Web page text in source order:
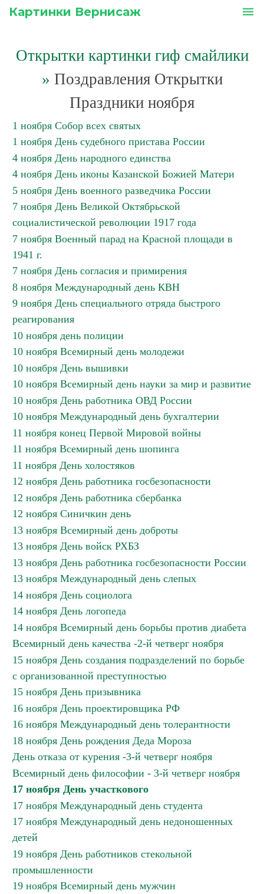
Картинки Вернисаж menu
Открытки картинки гиф смайлики
» Поздравления Открытки
Праздники ноября
1 ноября Собор всех святых
1 ноября День судебного пристава России
4 ноября День народного единства
4 ноября День иконы Казанской Божией Матери
5 ноября День военного разведчика России
7 ноября День Великой Октябрьской
социалистической революции 1917 года
7 ноября Военный парад на Красной площади в
1941 г.
7 ноября День согласия и примирения
8 ноября Международный день КВН
9 ноября День специального отряда быстрого
реагирования
10 ноября день полиции
10 ноября Всемирный день молодежи
10 ноября День вышивки
10 ноября Всемирный день науки за мир и развитие
10 ноября День работника ОВД России
10 ноября Международный день бухгалтерии
11 ноября конец Первой Мировой войны
11 ноября Всемирный день шопинга
11 ноября День холостяков
12 ноября День работника госбезопасности
12 ноября День работника сбербанка
12 ноября Синичкин день
13 ноября Всемирный день доброты
13 ноября День войск РХБЗ
13 ноября День работника госбезопасности России
13 ноября Международный день слепых
14 ноября День социолога
14 ноября День логопеда
14 ноября Всемирный день борьбы против диабета
Всемирный день качества -2-й четверг ноября
15 ноября День создания подразделений по борьбе
с организованной преступностью
15 ноября День призывника
16 ноября День проектировщика РФ
16 ноября Международный день толерантности
18 ноября День рождения Деда Мороза
День отказа от курения -3-й четверг ноября
Всемирный день философии - 3-й четверг ноября
17 ноября День участкового
17 ноября Международный день студента
17 ноября Международный день недоношенных
детей
19 ноября День работников стекольной
промышленности
19 ноября Всемирный день мужчин